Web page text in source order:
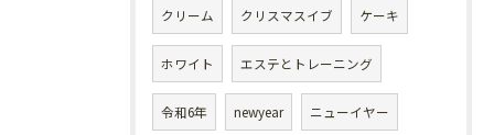
クリーム クリスマスイブ ケーキ
ホワイト エステとトレーニング
令和6年 newyear ニューイヤー